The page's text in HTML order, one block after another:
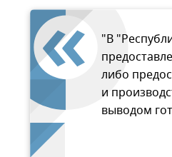
"В
либо
и
выводом